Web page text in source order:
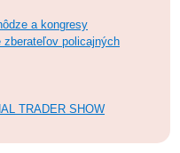
a kongresy
zberateľov policajných
TRADER SHOW